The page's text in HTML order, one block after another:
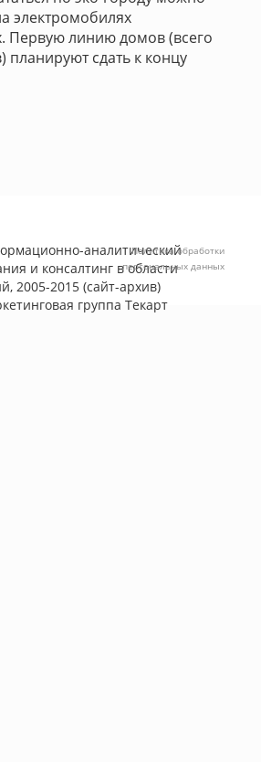
электромобилях
Первую линию домов (всего
планируют сдать к концу
аналитический
и консалтинг в области
2005-2015 (сайт-архив)
группа Текарт
Политика обработки
персональных данных